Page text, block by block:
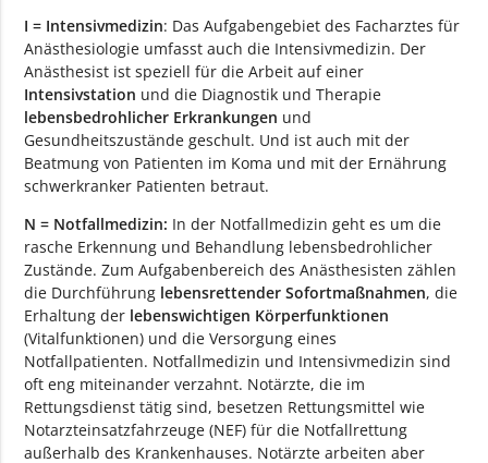
I = Intensivmedizin: Das Aufgabengebiet des Facharztes für
Anästhesiologie umfasst auch die Intensivmedizin. Der
Anästhesist ist speziell für die Arbeit auf einer
Intensivstation und die Diagnostik und Therapie
lebensbedrohlicher Erkrankungen und
Gesundheitszustände geschult. Und ist auch mit der
Beatmung von Patienten im Koma und mit der Ernährung
schwerkranker Patienten betraut.
N = Notfallmedizin: In der Notfallmedizin geht es um die
rasche Erkennung und Behandlung lebensbedrohlicher
Zustände. Zum Aufgabenbereich des Anästhesisten zählen
die Durchführung lebensrettender Sofortmaßnahmen, die
Erhaltung der lebenswichtigen Körperfunktionen
(Vitalfunktionen) und die Versorgung eines
Notfallpatienten. Notfallmedizin und Intensivmedizin sind
oft eng miteinander verzahnt. Notärzte, die im
Rettungsdienst tätig sind, besetzen Rettungsmittel wie
Notarzteinsatzfahrzeuge (NEF) für die Notfallrettung
außerhalb des Krankenhauses. Notärzte arbeiten aber